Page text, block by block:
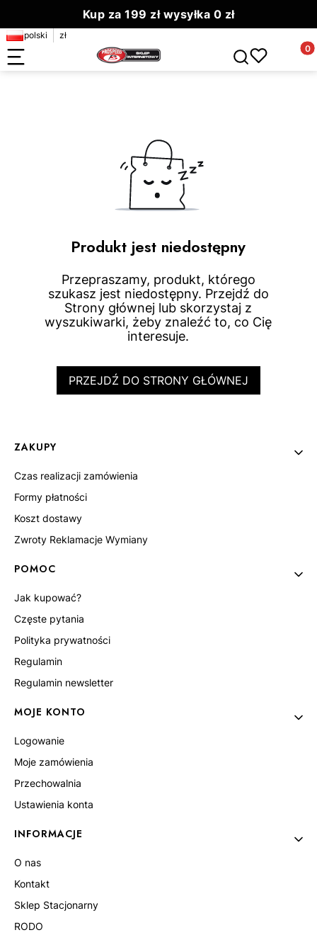
Kup za 199 zł wysyłka 0 zł
polski zł
Otwórz
Produkt jest niedostępny
Przepraszamy, produkt, którego
szukasz jest niedostępny. Przejdź do
Strony głównej lub skorzystaj z
wyszukiwarki, żeby znaleźć to, co Cię
interesuje.
PRZEJDŹ DO STRONY GŁÓWNEJ
Linki w stopce
ZAKUPY
Czas realizacji zamówienia
Formy płatności
Koszt dostawy
Zwroty Reklamacje Wymiany
POMOC
Jak kupować?
Częste pytania
Polityka prywatności
Regulamin
Regulamin newsletter
MOJE KONTO
Logowanie
Moje zamówienia
Przechowalnia
Ustawienia konta
INFORMACJE
O nas
Kontakt
Sklep Stacjonarny
RODO